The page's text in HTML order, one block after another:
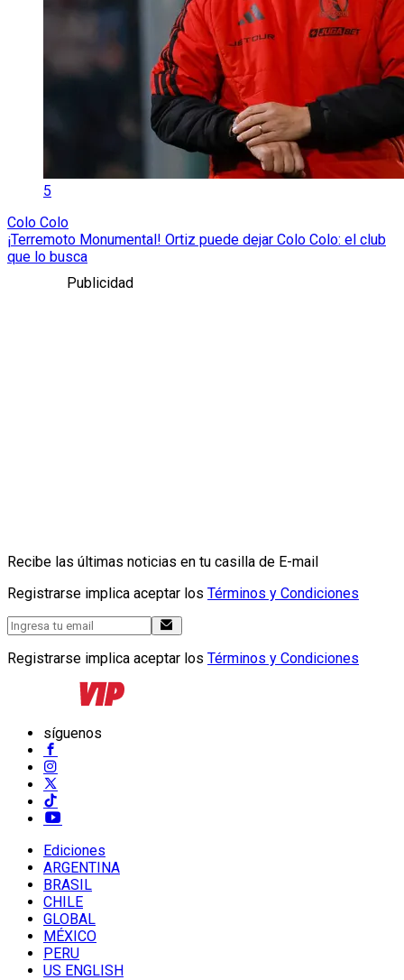
5
Colo Colo
¡Terremoto Monumental! Ortiz puede dejar Colo Colo: el club
que lo busca
Publicidad
Recibe las últimas noticias en tu casilla de E-mail
Registrarse implica aceptar los Términos y Condiciones
Registrarse implica aceptar los Términos y Condiciones
síguenos
Ediciones
ARGENTINA
BRASIL
CHILE
GLOBAL
MÉXICO
PERU
US ENGLISH